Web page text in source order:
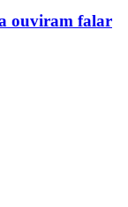
ouviram falar